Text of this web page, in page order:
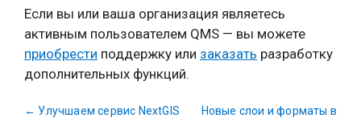
Если вы или ваша организация являетесь
активным пользователем QMS — вы можете
приобрести поддержку или заказать разработку
дополнительных функций.
← Улучшаем сервис NextGIS
Новые слои и форматы в